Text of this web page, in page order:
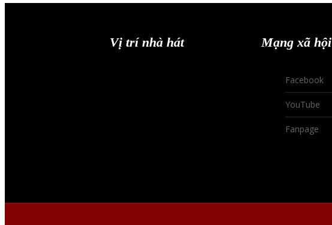
Vị trí nhà hát Mạng xã hội
Facebook
YouTube
Fanpage